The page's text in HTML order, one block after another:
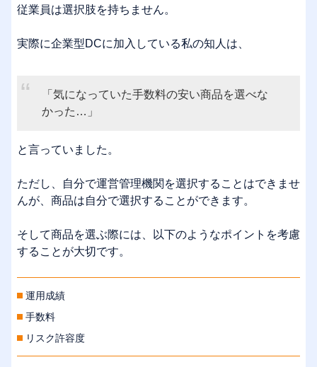
従業員は選択肢を持ちません。
実際に企業型DCに加入している私の知人は、
「気になっていた手数料の安い商品を選べな
かった…」
と言っていました。
ただし、自分で運営管理機関を選択することはできませ
んが、商品は自分で選択することができます。
そして商品を選ぶ際には、以下のようなポイントを考慮
することが大切です。
運用成績
手数料
リスク許容度